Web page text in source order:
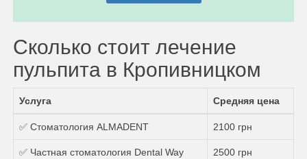
Сколько стоит лечение
пульпита в Кропивницком
Услуга Средняя цена
✅ Стоматология ALMADENT 2100 грн
✅ Частная стоматология Dental Way 2500 грн